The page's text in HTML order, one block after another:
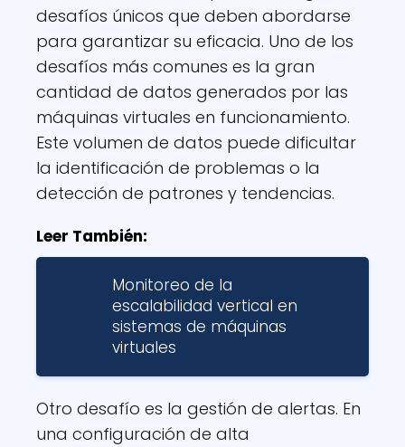
desafíos únicos que deben abordarse
para garantizar su eficacia. Uno de los
desafíos más comunes es la gran
cantidad de datos generados por las
máquinas virtuales en funcionamiento.
Este volumen de datos puede dificultar
la identificación de problemas o la
detección de patrones y tendencias.
Leer También:
Monitoreo de la
escalabilidad vertical en
sistemas de máquinas
virtuales
Otro desafío es la gestión de alertas. En
una configuración de alta